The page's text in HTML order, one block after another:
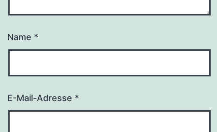
Name *
E-Mail-Adresse *